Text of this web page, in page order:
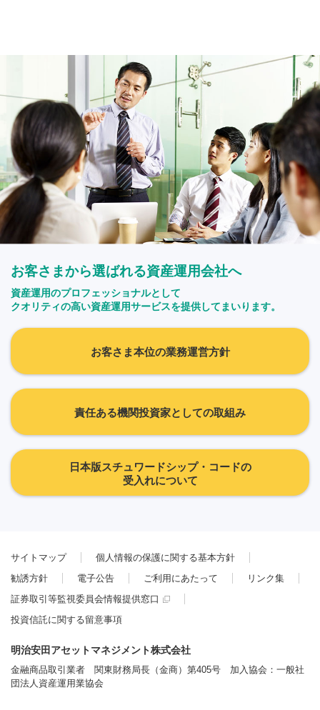
お客さまから選ばれる資産運用会社へ
資産運用のプロフェッショナルとして
クオリティの高い資産運用サービスを提供してまいります。
お客さま本位の業務運営方針
責任ある機関投資家としての取組み
日本版スチュワードシップ・コードの
受入れについて
サイトマップ
個人情報の保護に関する基本方針
勧誘方針
電子公告 ご利用にあたって
リンク集
証券取引等監視委員会情報提供窓口
投資信託に関する留意事項
明治安田アセットマネジメント株式会社
金融商品取引業者 関東財務局長（金商）第405号 加入協会：一般社
団法人資産運用業協会